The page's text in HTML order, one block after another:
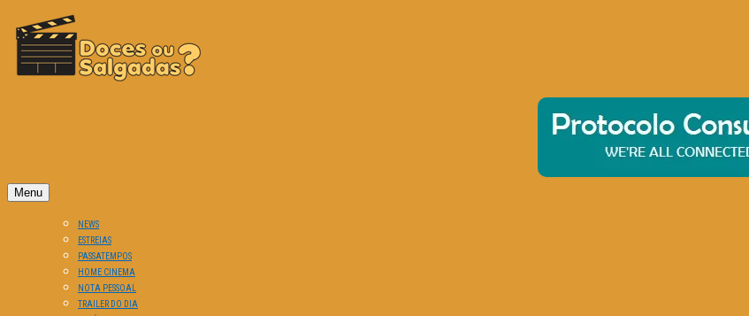
Menu
NEWS
ESTREIAS
PASSATEMPOS
HOME CINEMA
NOTA PESSOAL
TRAILER DO DIA